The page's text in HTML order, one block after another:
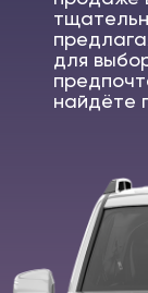
для
найдёте